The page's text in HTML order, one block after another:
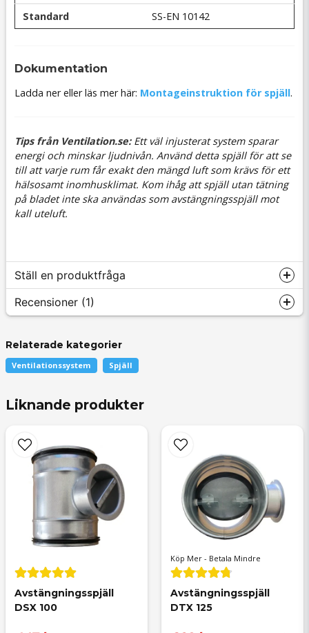
Standard SS-EN 10142
Dokumentation
Ladda ner eller läs mer här: Montageinstruktion för spjäll.
Tips från Ventilation.se:Ett väl injusterat system sparar
energi och minskar ljudnivån. Använd detta spjäll för att se
till att varje rum får exakt den mängd luft som krävs för ett
hälsosamt inomhusklimat. Kom ihåg att spjäll utan tätning
på bladet inte ska användas som avstängningsspjäll mot
kall uteluft.
Ställ en produktfråga
question
Fråga oss något om denna produkten...
nameNamn
emailMejladress
Ja, ni får publicera min fråga
Recensioner (1)
Jan Åke
bara bra billig snabb leverans tack
Relaterade kategorier
Ventilationssystem Spjäll
Liknande produkter
Avstängningsspjäll
DSX 100
Köp Mer - Betala Mindre
Avstängningsspjäll
DTX 125